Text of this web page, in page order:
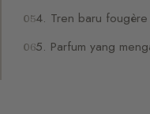
4. Tren baru
5. Parfum yang